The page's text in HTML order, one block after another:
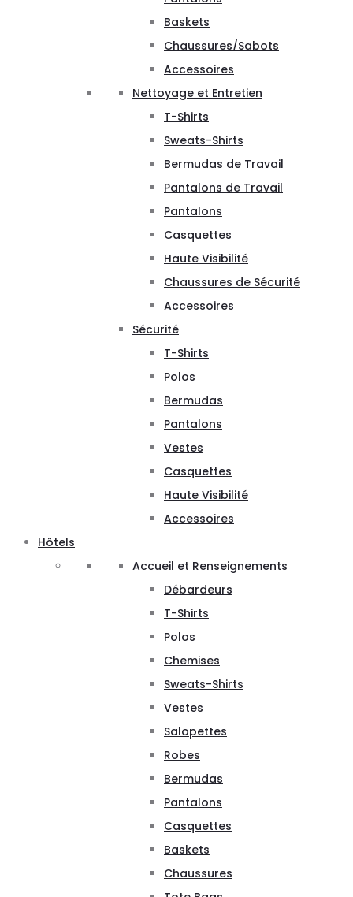
Baskets
Chaussures/Sabots
Accessoires
Nettoyage et Entretien
T-Shirts
Sweats-Shirts
Bermudas de Travail
Pantalons de Travail
Pantalons
Casquettes
Haute Visibilité
Chaussures de Sécurité
Accessoires
Sécurité
T-Shirts
Polos
Bermudas
Pantalons
Vestes
Casquettes
Haute Visibilité
Accessoires
Hôtels
Accueil et Renseignements
Débardeurs
T-Shirts
Polos
Chemises
Sweats-Shirts
Vestes
Salopettes
Robes
Bermudas
Pantalons
Casquettes
Baskets
Chaussures